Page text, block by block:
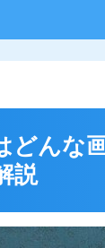
どんな
説